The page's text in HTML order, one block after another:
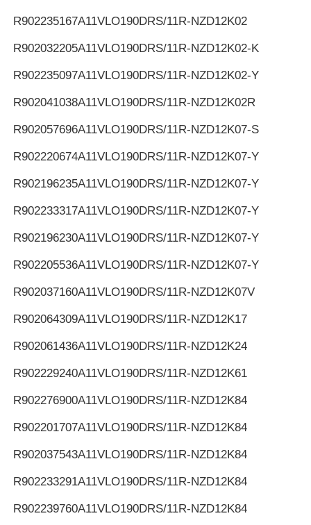
R902235167A11VLO190DRS/11R-NZD12K02
R902032205A11VLO190DRS/11R-NZD12K02-K
R902235097A11VLO190DRS/11R-NZD12K02-Y
R902041038A11VLO190DRS/11R-NZD12K02R
R902057696A11VLO190DRS/11R-NZD12K07-S
R902220674A11VLO190DRS/11R-NZD12K07-Y
R902196235A11VLO190DRS/11R-NZD12K07-Y
R902233317A11VLO190DRS/11R-NZD12K07-Y
R902196230A11VLO190DRS/11R-NZD12K07-Y
R902205536A11VLO190DRS/11R-NZD12K07-Y
R902037160A11VLO190DRS/11R-NZD12K07V
R902064309A11VLO190DRS/11R-NZD12K17
R902061436A11VLO190DRS/11R-NZD12K24
R902229240A11VLO190DRS/11R-NZD12K61
R902276900A11VLO190DRS/11R-NZD12K84
R902201707A11VLO190DRS/11R-NZD12K84
R902037543A11VLO190DRS/11R-NZD12K84
R902233291A11VLO190DRS/11R-NZD12K84
R902239760A11VLO190DRS/11R-NZD12K84